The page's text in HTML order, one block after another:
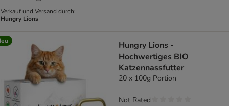
Verkauf und Versand durch:
Hungry Lions
Hungry Lions -
Hochwertiges BIO
Katzennassfutter
20 x 100g Portion
Not Rated